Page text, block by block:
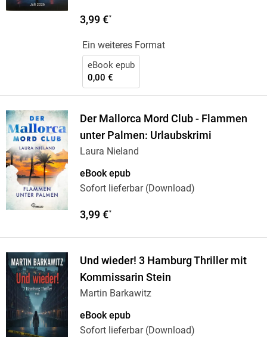
3,99 €*
Ein weiteres Format
eBook epub
0,00 €
Der Mallorca Mord Club - Flammen
unter Palmen: Urlaubskrimi
Laura Nieland
eBook epub
Sofort lieferbar (Download)
3,99 €*
Und wieder! 3 Hamburg Thriller mit
Kommissarin Stein
Martin Barkawitz
eBook epub
Sofort lieferbar (Download)